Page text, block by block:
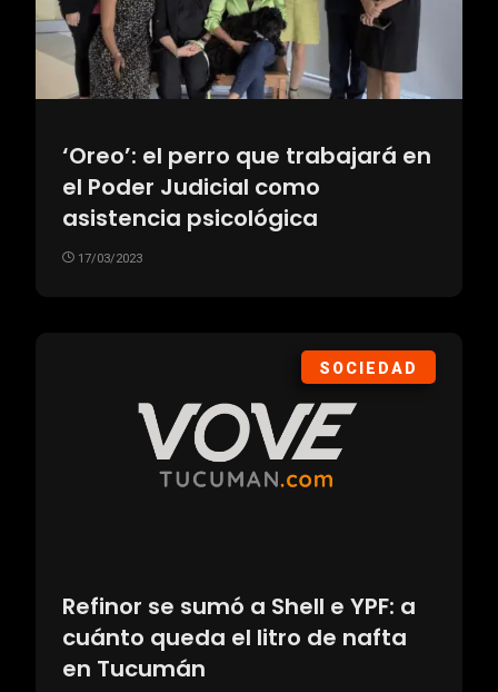
‘Oreo’: el perro que trabajará en
el Poder Judicial como
asistencia psicológica
17/03/2023
SOCIEDAD
Refinor se sumó a Shell e YPF: a
cuánto queda el litro de nafta
en Tucumán